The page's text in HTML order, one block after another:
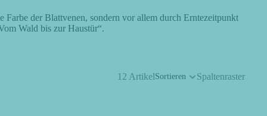
der Blattvenen, sondern vor allem durch Erntezeitpunkt
Wald bis zur Haustür“.
12 ArtikelSortieren Spaltenraster